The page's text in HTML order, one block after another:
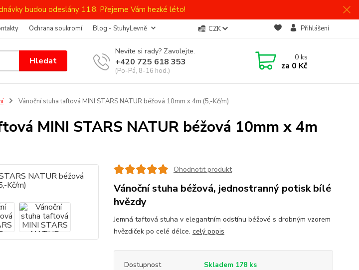
budou odeslány 11.8. Přejeme Vám hezké léto!
Ochrana soukromí Blog - StuhyLevně CZK Přihlášení
Hledat
Nevíte si rady? Zavolejte.
+420 725 618 353
(Po-Pá, 8-16 hod.)
0ks
za 0 Kč
Vánoční stuha taftová MINI STARS NATUR béžová 10mm x 4m (5,-Kč/m)
MINI STARS NATUR béžová 10mm x 4m
Ohodnotit produkt
Vánoční stuha béžová, jednostranný potisk bílé
hvězdy
Jemná taftová stuha v elegantním odstínu béžové s drobným vzorem
hvězdiček po celé délce. celý popis
Dostupnost
Skladem 178 ks